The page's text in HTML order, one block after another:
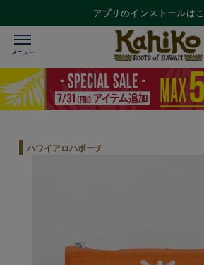
アプリのインストールは
ハワイアロハポーチ